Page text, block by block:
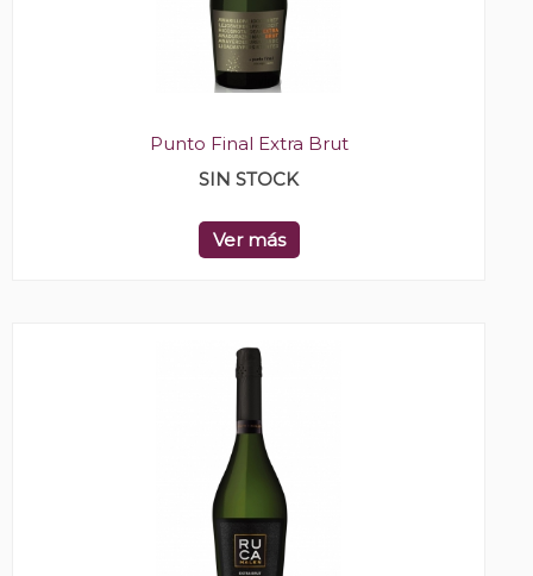
Punto Final Extra Brut
SIN STOCK
Ver más